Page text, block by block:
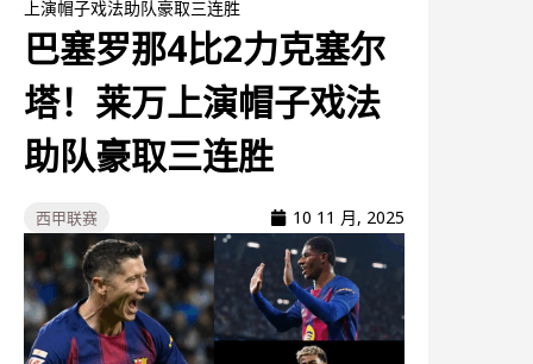
上演帽子戏法助队豪取三连胜
巴塞罗那4比2力克塞尔
塔！莱万上演帽子戏法
助队豪取三连胜
西甲联赛 10 11 月, 2025